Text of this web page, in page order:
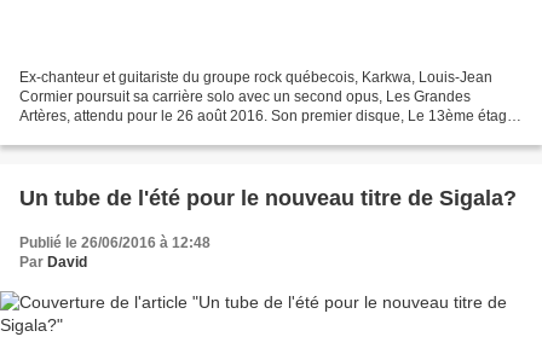
Ex-chanteur et guitariste du groupe rock québecois, Karkwa, Louis-Jean
Cormier poursuit sa carrière solo avec un second opus, Les Grandes
Artères, attendu pour le 26 août 2016. Son premier disque, Le 13ème étage,
Un tube de l'été pour le nouveau titre de Sigala?
Publié le 26/06/2016 à 12:48
Par David